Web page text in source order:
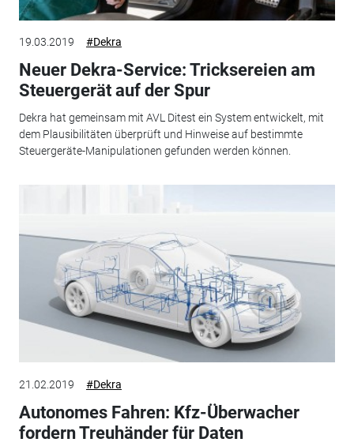
19.03.2019 #Dekra
Neuer Dekra-Service: Tricksereien am
Steuergerät auf der Spur
Dekra hat gemeinsam mit AVL Ditest ein System entwickelt, mit
dem Plausibilitäten überprüft und Hinweise auf bestimmte
Steuergeräte-Manipulationen gefunden werden können.
21.02.2019 #Dekra
Autonomes Fahren: Kfz-Überwacher
fordern Treuhänder für Daten